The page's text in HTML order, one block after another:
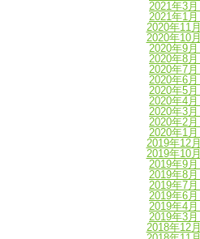
2021年3月
2021年1月
2020年11月
2020年10月
2020年9月
2020年8月
2020年7月
2020年6月
2020年5月
2020年4月
2020年3月
2020年2月
2020年1月
2019年12月
2019年10月
2019年9月
2019年8月
2019年7月
2019年6月
2019年4月
2019年3月
2018年12月